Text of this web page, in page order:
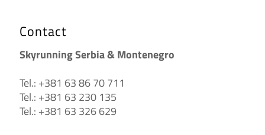
Contact
Skyrunning Serbia & Montenegro
Tel.: +381 63 86 70 711
Tel.: +381 63 230 135
Tel.: +381 63 326 629